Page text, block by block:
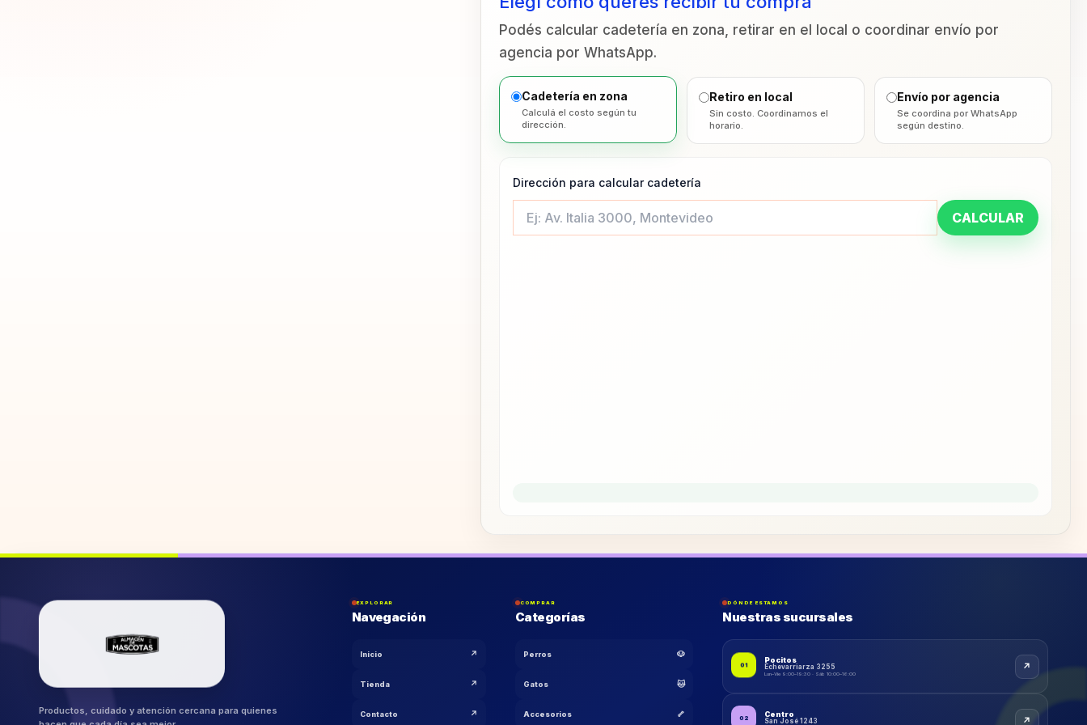
Podés calcular cadetería en zona, retirar en el local o coordinar envío por
agencia por WhatsApp.
Cadetería en zona
Calculá el costo según tu
dirección.
Retiro en local
Sin costo. Coordinamos el
horario.
Envío por agencia
Se coordina por WhatsApp
según destino.
Dirección para calcular cadetería
CALCULAR
Productos, cuidado y atención cercana para quienes
EXPLORAR
Navegación
Inicio ↗
Tienda ↗
Contacto ↗
COMPRAR
Categorías
Perros 🐶
Gatos 🐱
Accesorios 🦴
DÓNDE ESTAMOS
Nuestras sucursales
01 Pocitos
Echevarriarza 3255
Lun–Vie 9:00–19:30 · Sáb 10:00–16:00
↗
02
Centro
San José 1243 ↗